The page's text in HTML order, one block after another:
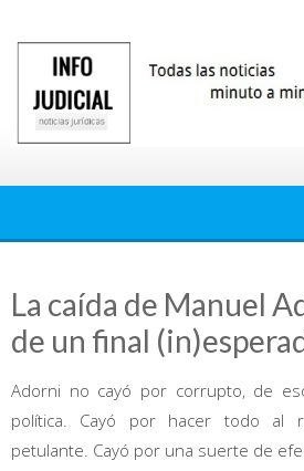
contenido
La caída de Manuel
de un final
Adorni no cayó por corrupto, de
política. Cayó por hacer todo al
petulante. Cayó por una suerte de